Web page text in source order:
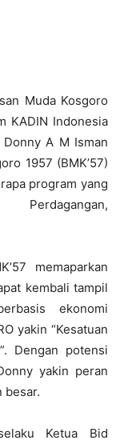
Muda Kosgoro
KADIN Indonesia
A M Isman
1957 (BMK’57)
program yang
Perdagangan,
memaparkan
kembali tampil
ekonomi
yakin “Kesatuan
Dengan potensi
yakin peran
besar.
Ketua Bid